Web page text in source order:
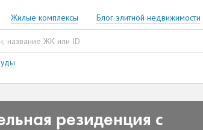
Жилые комплексы Блог элитной недвижимости
резиденция с